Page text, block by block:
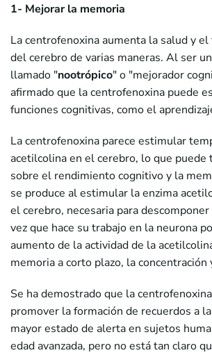
1- Mejorar la memoria
La centrofenoxina aumenta la salud y
del cerebro de varias maneras. Al ser
llamado "nootrópico" o "mejorador
afirmado que la centrofenoxina puede
funciones cognitivas, como el
La centrofenoxina parece estimular
acetilcolina en el cerebro, lo que puede
sobre el rendimiento cognitivo y la
se produce al estimular la enzima
el cerebro, necesaria para
vez que hace su trabajo en la neurona
aumento de la actividad de la
memoria a corto plazo, la concentración
Se ha demostrado que la
promover la formación de recuerdos a
mayor estado de alerta en sujetos
edad avanzada, pero no está tan claro